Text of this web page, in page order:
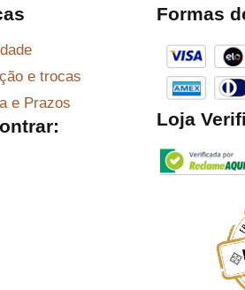
e trocas
e Prazos
Formas
Loja